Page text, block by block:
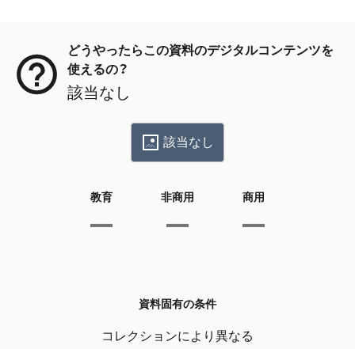
どうやったらこの資料のデジタルコンテンツを
使えるの？
該当なし
該当なし
教育 非商用 商用
資料固有の条件
コレクションにより異なる